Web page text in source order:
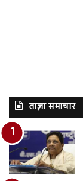
ताज़ा समाचार